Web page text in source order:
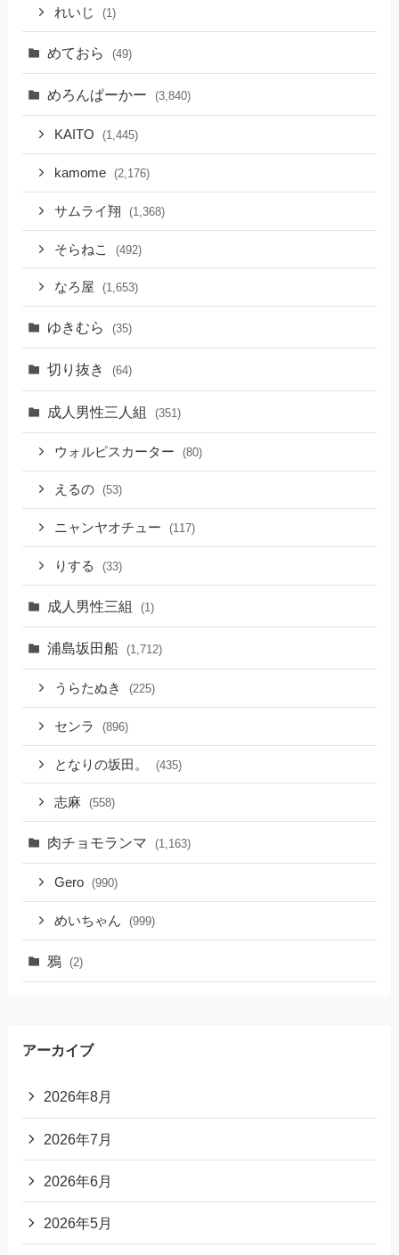
れいじ (1)
めておら (49)
めろんぱーかー (3,840)
KAITO (1,445)
kamome (2,176)
サムライ翔 (1,368)
そらねこ (492)
なろ屋 (1,653)
ゆきむら (35)
切り抜き (64)
成人男性三人組 (351)
ウォルピスカーター (80)
えるの (53)
ニャンヤオチュー (117)
りする (33)
成人男性三組 (1)
浦島坂田船 (1,712)
うらたぬき (225)
センラ (896)
となりの坂田。 (435)
志麻 (558)
肉チョモランマ (1,163)
Gero (990)
めいちゃん (999)
鴉 (2)
アーカイブ
2026年8月
2026年7月
2026年6月
2026年5月